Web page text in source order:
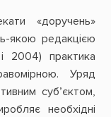
«доручень»
якою редакцією
2004) практика
Уряд
суб’єктом,
необхідні